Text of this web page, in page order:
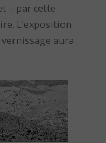
– par cette
L’exposition
aura